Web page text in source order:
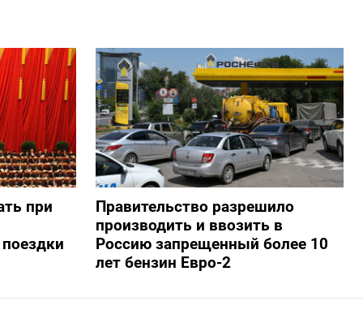
при
Правительство разрешило
производить и ввозить в
Россию запрещенный более 10
лет бензин Евро-2